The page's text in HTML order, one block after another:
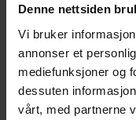
Denne nettsiden
Vi bruker
annonser et
mediefunksjoner og
dessuten
vårt, med partnerne
Demon Slayer:
Yaiba, Vol. 13
Koyoharu Gotouge
Demon Slayer: Kimetsu